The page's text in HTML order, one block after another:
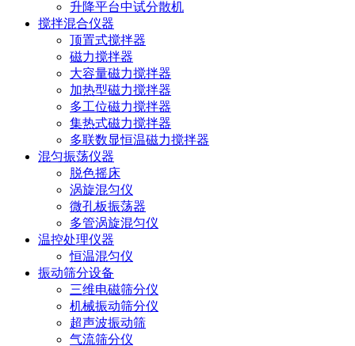
升降平台中试分散机
搅拌混合仪器
顶置式搅拌器
磁力搅拌器
大容量磁力搅拌器
加热型磁力搅拌器
多工位磁力搅拌器
集热式磁力搅拌器
多联数显恒温磁力搅拌器
混匀振荡仪器
脱色摇床
涡旋混匀仪
微孔板振荡器
多管涡旋混匀仪
温控处理仪器
恒温混匀仪
振动筛分设备
三维电磁筛分仪
机械振动筛分仪
超声波振动筛
气流筛分仪